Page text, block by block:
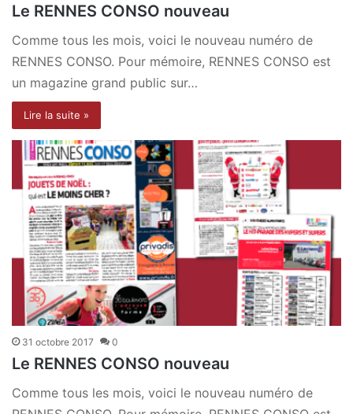
Le RENNES CONSO nouveau
Comme tous les mois, voici le nouveau numéro de
RENNES CONSO. Pour mémoire, RENNES CONSO est
un magazine grand public sur…
Lire la suite »
31 octobre 2017 0
Le RENNES CONSO nouveau
Comme tous les mois, voici le nouveau numéro de